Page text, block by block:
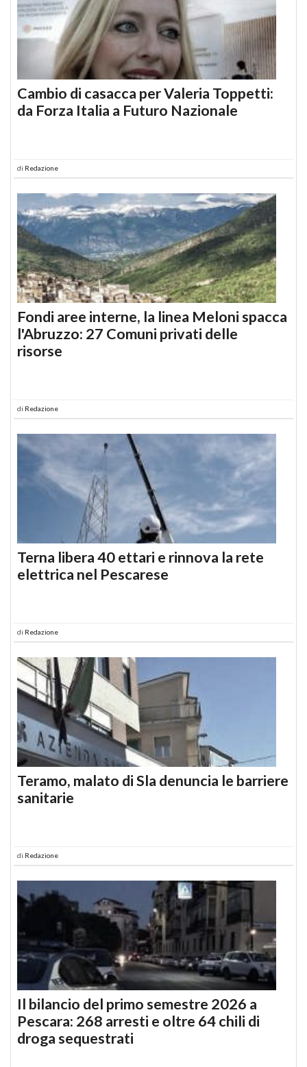
Cambio di casacca per Valeria Toppetti:
da Forza Italia a Futuro Nazionale
di Redazione
Fondi aree interne, la linea Meloni spacca
l'Abruzzo: 27 Comuni privati delle
risorse
di Redazione
Terna libera 40 ettari e rinnova la rete
elettrica nel Pescarese
di Redazione
Teramo, malato di Sla denuncia le barriere
sanitarie
di Redazione
Il bilancio del primo semestre 2026 a
Pescara: 268 arresti e oltre 64 chili di
droga sequestrati